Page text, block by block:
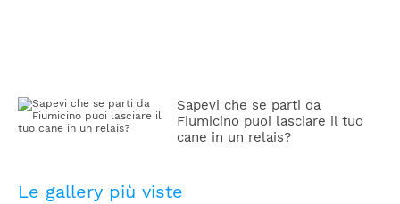
Sapevi che se parti da
Fiumicino puoi lasciare il tuo
cane in un relais?
Le gallery più viste